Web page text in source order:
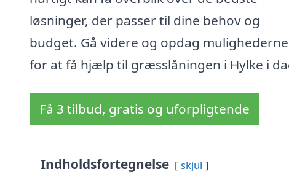
løsninger, der passer til dine behov og
budget. Gå videre og opdag mulighederne
for at få hjælp til græsslåningen i Hylke i
Få 3 tilbud, gratis og uforpligtende
Indholdsfortegnelse skjul